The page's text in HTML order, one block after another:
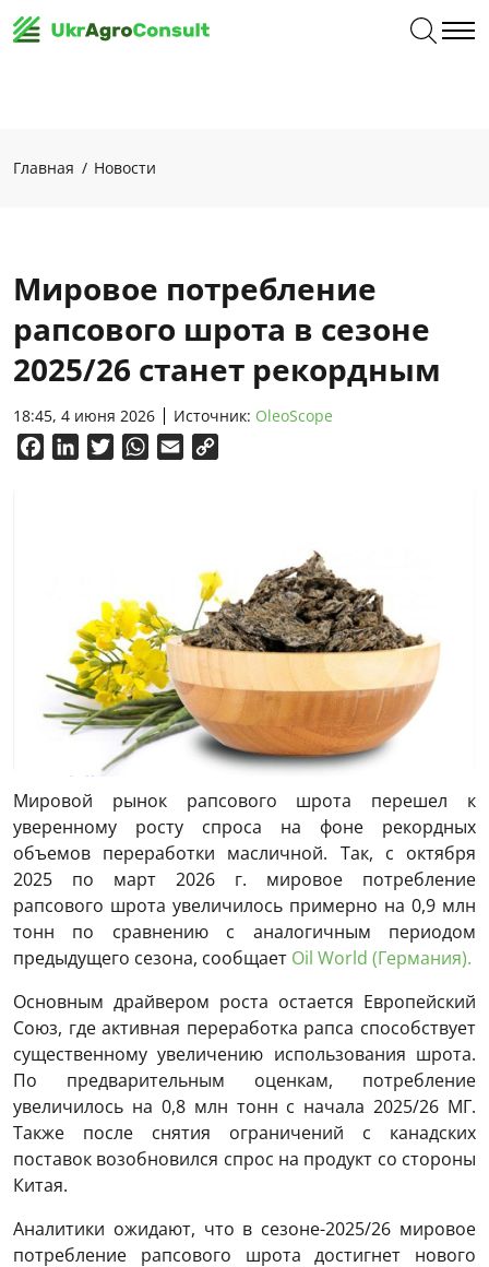
Главная Новости
Мировое потребление
рапсового шрота в сезоне
2025/26 станет рекордным
18:45, 4 июня 2026 Источник: OleoScope
FacebookLinkedInTwitterWhatsApp
Email
Мировой рынок рапсового шрота перешел к
уверенному росту спроса на фоне рекордных
объемов переработки масличной. Так, с октября
2025 по март 2026 г. мировое потребление
рапсового шрота увеличилось примерно на 0,9 млн
тонн по сравнению с аналогичным периодом
предыдущего сезона, сообщает Oil World (Германия).
Основным драйвером роста остается Европейский
Союз, где активная переработка рапса способствует
существенному увеличению использования шрота.
По предварительным оценкам, потребление
увеличилось на 0,8 млн тонн с начала 2025/26 МГ.
Также после снятия ограничений с канадских
поставок возобновился спрос на продукт со стороны
Китая.
Аналитики ожидают, что в сезоне-2025/26 мировое
потребление рапсового шрота достигнет нового